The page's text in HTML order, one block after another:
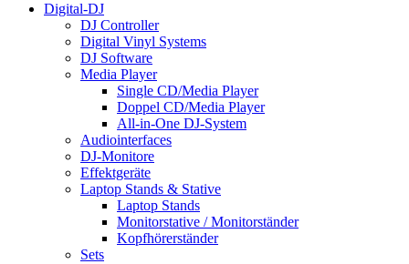
Digital-DJ
DJ Controller
Digital Vinyl Systems
DJ Software
Media Player
Single CD/Media Player
Doppel CD/Media Player
All-in-One DJ-System
Audiointerfaces
DJ-Monitore
Effektgeräte
Laptop Stands & Stative
Laptop Stands
Monitorstative / Monitorständer
Kopfhörerständer
Sets